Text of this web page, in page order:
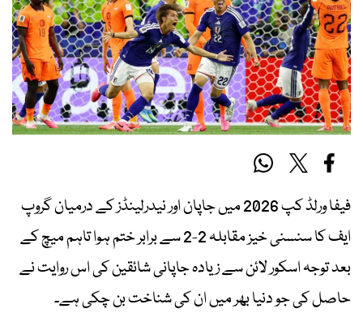
فیفا ورلڈ کپ 2026 میں جاپان اور نیدرلینڈز کے درمیان گروپ
ایف کا سنسنی خیز مقابلہ 2-2 سے برابر ختم ہوا تاہم میچ کے
بعد توجہ اسکور لائن سے زیادہ جاپانی شائقین کی اس روایت نے
حاصل کی جو دنیا بھر میں ان کی شناخت بن چکی ہے۔